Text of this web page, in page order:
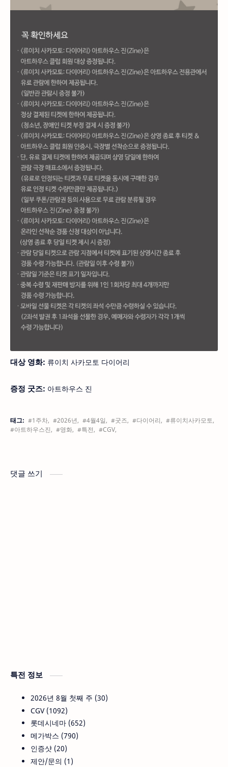
대상 영화: 류이치 사카모토 다이어리
증정 굿즈: 아트하우스 진
태그: #1주차, #2026년, #4월4일, #굿즈, #다이어리, #류이치사카모토,
#아트하우스진, #영화, #특전, #CGV,
댓글 쓰기
특전 정보
2026년 8월 첫째 주 30
CGV 1092
롯데시네마 652
메가박스 790
인증샷 20
제안/문의
1